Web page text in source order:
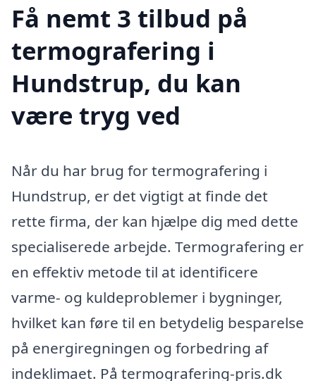
Få nemt 3 tilbud på
termografering i
Hundstrup, du kan
være tryg ved
Når du har brug for termografering i
Hundstrup, er det vigtigt at finde det
rette firma, der kan hjælpe dig med dette
specialiserede arbejde. Termografering er
en effektiv metode til at identificere
varme- og kuldeproblemer i bygninger,
hvilket kan føre til en betydelig besparelse
på energiregningen og forbedring af
indeklimaet. På termografering-pris.dk